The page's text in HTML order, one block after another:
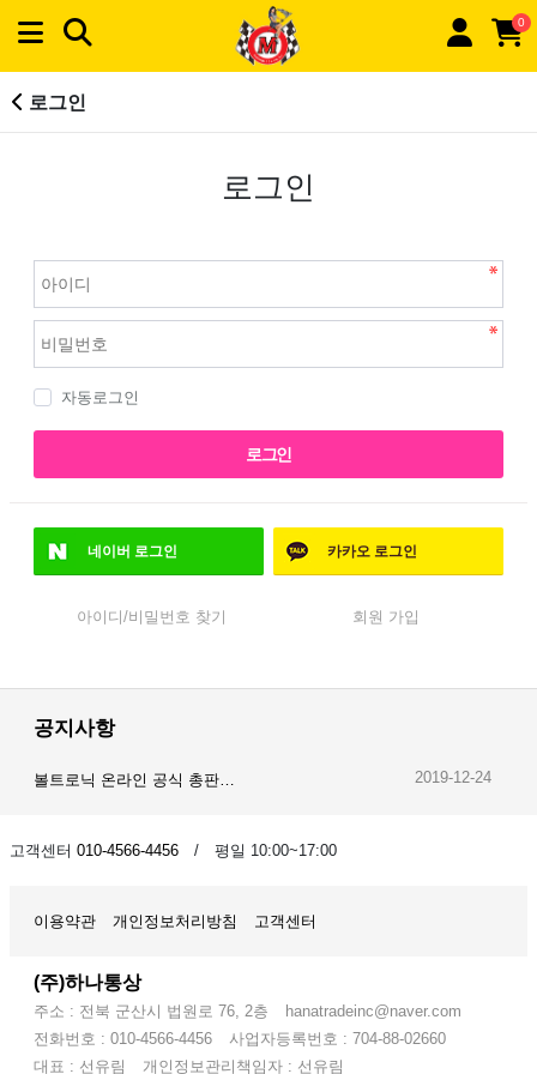
0
로그인
로그인
자동로그인
로그인
네이버 로그인 카카오로그인
아이디/비밀번호 찾기 회원 가입
공지사항
볼트로닉 온라인 공식 총판… 2019-12-24
고객센터 010-4566-4456 / 평일 10:00~17:00
이용약관 개인정보처리방침 고객센터
(주)하나통상
주소 : 전북 군산시 법원로 76, 2층
hanatradeinc@naver.com
전화번호 : 010-4566-4456
사업자등록번호 : 704-88-02660
대표 : 선유림
개인정보관리책임자 : 선유림